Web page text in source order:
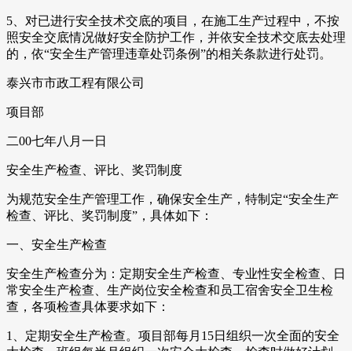
5、对已进行安全技术交底的项目，在施工生产过程中，不按
照安全交底情况做好安全防护工作，并依安全技术交底去处理
的，依“安全生产管理违章处罚条例”的相关条款进行处罚。
泰兴市市政工程有限公司
项目部
二00七年八月一日
安全生产检查、评比、奖罚制度
为规范安全生产管理工作，确保安全生产，特制定“安全生产
检查、评比、奖罚制度”，具体如下：
一、安全生产检查
安全生产检查分为：定期安全生产检查、专业性安全检查、日
常安全生产检查、生产岗位安全检查和员工宿舍安全卫生检
查，各项检查具体要求如下：
1、定期安全生产检查。项目部每月15日组织一次全面的安全